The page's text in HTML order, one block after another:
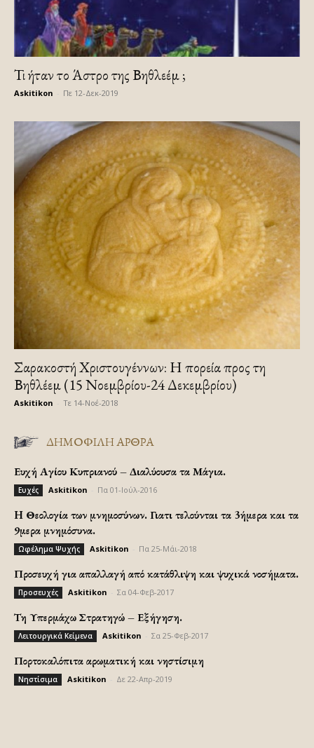
Τι ήταν το Άστρο της Βηθλεέμ ;
Askitikon Πε 12-Δεκ-2019
Σαρακοστή Χριστουγέννων: Η πορεία προς τη
Βηθλέεμ (15 Νοεμβρίου-24 Δεκεμβρίου)
Askitikon Τε 14-Νοέ-2018
ΔΗΜΟΦΙΛΗ ΑΡΘΡΑ
Ευχή Αγίου Κυπριανού – Διαλύουσα τα Μάγια.
Ευχές Askitikon Πα 01-Ιούλ-2016
H Θεολογία των μνημοσύνων. Γιατι τελούνται τα 3ήμερα και τα
9μερα μνημόσυνα.
Ωφέλημα Ψυχής Askitikon Πα 25-Μάι-2018
Προσευχή για απαλλαγή από κατάθλιψη και ψυχικά νοσήματα.
Προσευχές Askitikon Σα 04-Φεβ-2017
Τη Υπερμάχω Στρατηγώ – Εξήγηση.
Λειτουργικά Κείμενα Askitikon Σα 25-Φεβ-2017
Πορτοκαλόπιτα αρωματική και νηστίσιμη
Νηστίσιμα Askitikon Δε 22-Απρ-2019